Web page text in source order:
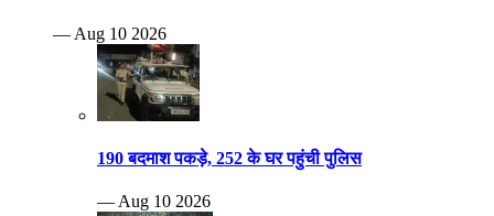
— Aug 10 2026
190 बदमाश पकड़े, 252 के घर पहुंची पुलिस
— Aug 10 2026